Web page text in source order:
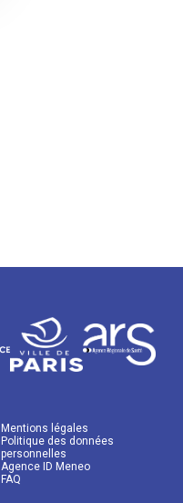
Mentions légales
Politique des données
personnelles
Agence ID Meneo
FAQ